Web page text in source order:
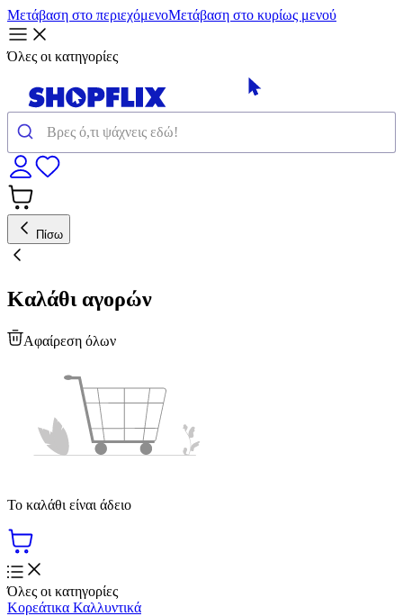
Μετάβαση στο περιεχόμενοΜετάβαση στο κυρίως μενού
Όλες οι κατηγορίες
Πίσω
Καλάθι αγορών
Αφαίρεση όλων
Το καλάθι είναι άδειο
Όλες οι κατηγορίες
Κορεάτικα Καλλυντικά